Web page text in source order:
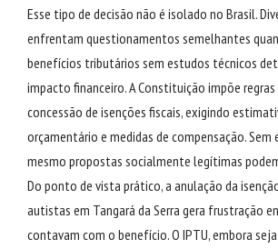
Esse tipo de decisão não é isolado no Brasil.
enfrentam questionamentos semelhantes
benefícios tributários sem estudos técnicos
impacto financeiro. A Constituição impõe regras
concessão de isenções fiscais, exigindo
orçamentário e medidas de compensação. Sem
mesmo propostas socialmente legítimas
Do ponto de vista prático, a anulação da
autistas em Tangará da Serra gera frustração
contavam com o benefício. O IPTU, embora